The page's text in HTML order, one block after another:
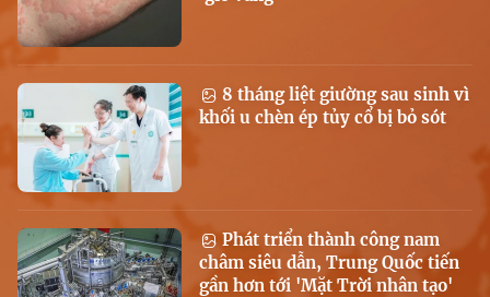
8 tháng liệt giường sau sinh vì
khối u chèn ép tủy cổ bị bỏ sót
Phát triển thành công nam
châm siêu dẫn, Trung Quốc tiến
gần hơn tới 'Mặt Trời nhân tạo'